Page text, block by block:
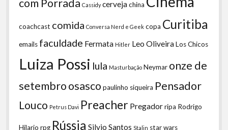
com Porrada Cassidy cervejachina
coachcast comida Conversa Nerd e Geek copa Curitiba
emails faculdade Fermata Hitler Leo OliveiraLos Chicos
Luiza Possi lula Masturbação Neymar onze de
setembroosasco paulinho siqueira Pensador
Louco Petrus Davi Preacher Pregadorripa Rodrigo
Hilario rpg Rússia Silvio Santos Stalin star wars